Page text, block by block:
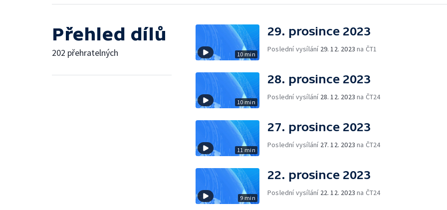
Přehled dílů
202 přehratelných 10 min
29. prosince 2023
Poslední vysílání 29. 12. 2023 na ČT1
10 min
28. prosince 2023
Poslední vysílání 28. 12. 2023 na ČT24
11 min
27. prosince 2023
Poslední vysílání 27. 12. 2023 na ČT24
9 min
22. prosince 2023
Poslední vysílání 22. 12. 2023 na ČT24